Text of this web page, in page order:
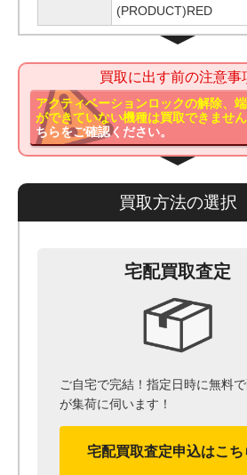
(PRODUCT)RED
買取に出す前の注意事
アクティベーションロックの解除、
ができていない機種は買取できませ
ちらをご確認ください。
買取方法の選択
宅配買取査定
ご自宅で完結！指定日時に無料
が集荷に伺います！
宅配買取査定申込はこち